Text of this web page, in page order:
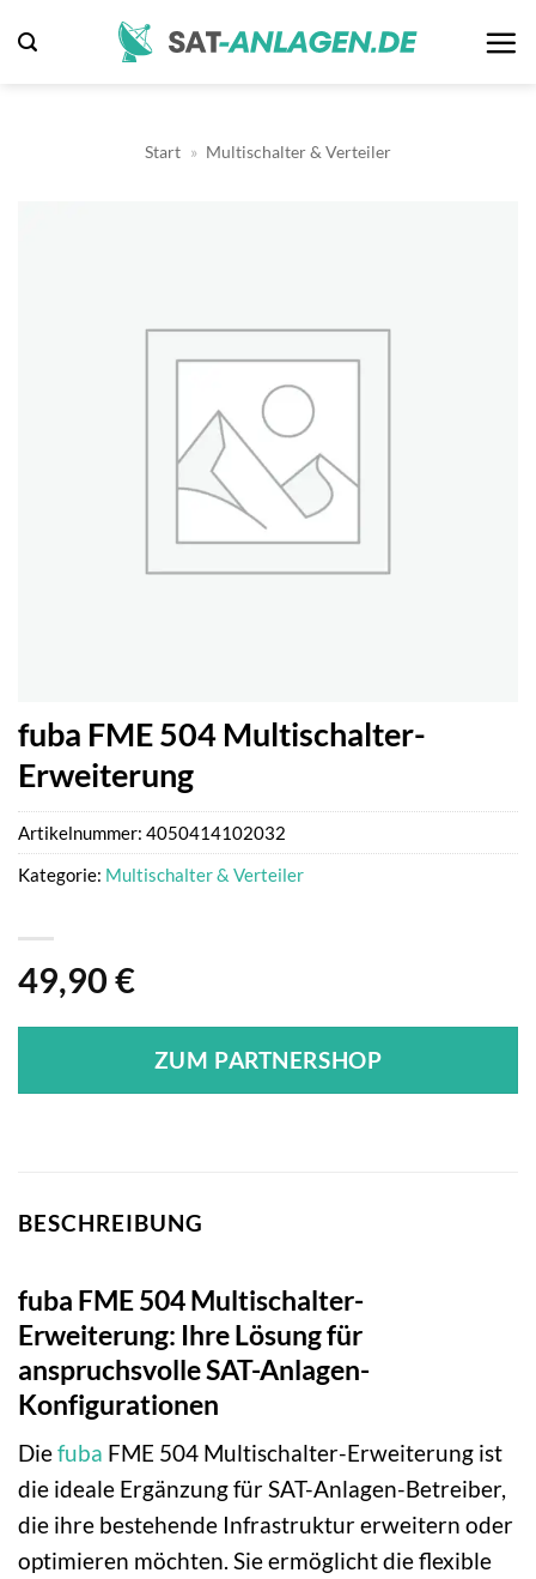
Inhalt
Start » Multischalter & Verteiler
fuba FME 504 Multischalter-
Erweiterung
49,90 €
ZUM PARTNERSHOP
Artikelnummer: 4050414102032
Kategorie: Multischalter & Verteiler
BESCHREIBUNG
fuba FME 504 Multischalter-
Erweiterung: Ihre Lösung für
anspruchsvolle SAT-Anlagen-
Konfigurationen
Diefuba FME 504 Multischalter-Erweiterung ist
die ideale Ergänzung für SAT-Anlagen-Betreiber,
die ihre bestehende Infrastruktur erweitern oder
optimieren möchten. Sie ermöglicht die flexible